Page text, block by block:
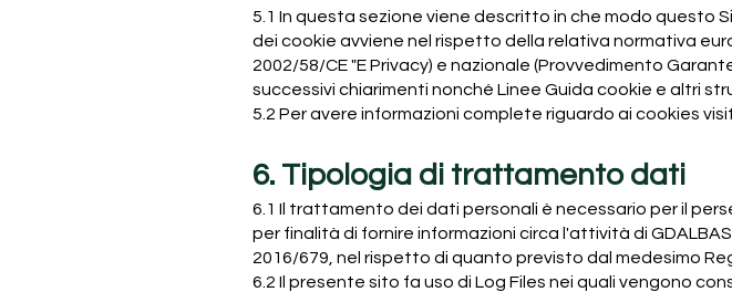
5.1 In questa sezione viene descritto in che modo questo
dei cookie avviene nel rispetto della relativa normativa
2002/58/CE "E Privacy) e nazionale (Provvedimento
successivi chiarimenti nonché Linee Guida cookie e altri
5.2 Per avere informazioni complete riguardo ai cookies
6. Tipologia di trattamento dati
6.1 Il trattamento dei dati personali è necessario per il
per finalità di fornire informazioni circa l'attività di
2016/679, nel rispetto di quanto previsto dal medesimo
6.2 Il presente sito fa uso di Log Files nei quali vengono